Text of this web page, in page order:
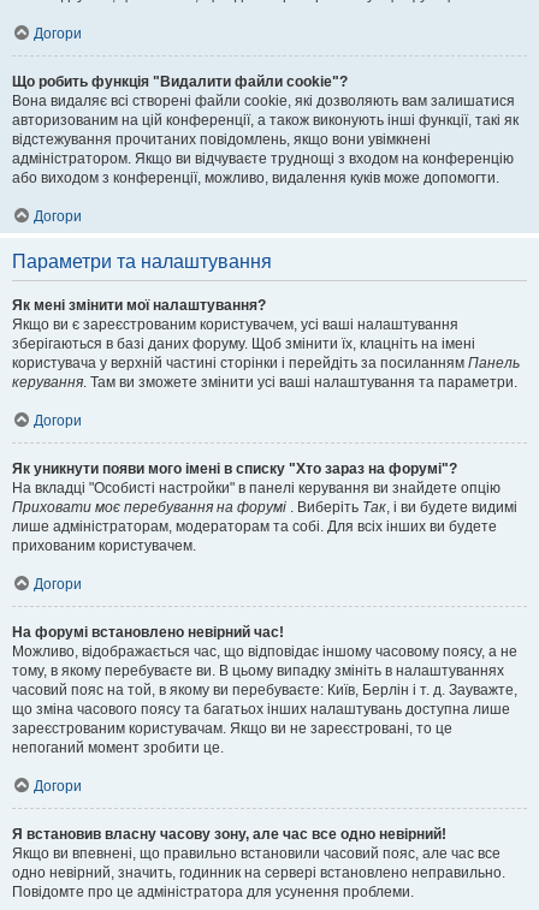
Догори
Що робить функція "Видалити файли cookie"?
Вона видаляє всі створені файли cookie, які дозволяють вам залишатися
авторизованим на цій конференції, а також виконують інші функції, такі як
відстежування прочитаних повідомлень, якщо вони увімкнені
адміністратором. Якщо ви відчуваєте труднощі з входом на конференцію
або виходом з конференції, можливо, видалення куків може допомогти.
Догори
Параметри та налаштування
Як мені змінити мої налаштування?
Якщо ви є зареєстрованим користувачем, усі ваші налаштування
зберігаються в базі даних форуму. Щоб змінити їх, клацніть на імені
користувача у верхній частині сторінки і перейдіть за посиланням Панель
керування. Там ви зможете змінити усі ваші налаштування та параметри.
Догори
Як уникнути появи мого імені в списку "Хто зараз на форумі"?
На вкладці "Особисті настройки" в панелі керування ви знайдете опцію
Приховати моє перебування на форумі . Виберіть Так, і ви будете видимі
лише адміністраторам, модераторам та собі. Для всіх інших ви будете
прихованим користувачем.
Догори
На форумі встановлено невірний час!
Можливо, відображається час, що відповідає іншому часовому поясу, а не
тому, в якому перебуваєте ви. В цьому випадку змініть в налаштуваннях
часовий пояс на той, в якому ви перебуваєте: Київ, Берлін і т. д. Зауважте,
що зміна часового поясу та багатьох інших налаштувань доступна лише
зареєстрованим користувачам. Якщо ви не зареєстровані, то це
непоганий момент зробити це.
Догори
Я встановив власну часову зону, але час все одно невірний!
Якщо ви впевнені, що правильно встановили часовий пояс, але час все
одно невірний, значить, годинник на сервері встановлено неправильно.
Повідомте про це адміністратора для усунення проблеми.